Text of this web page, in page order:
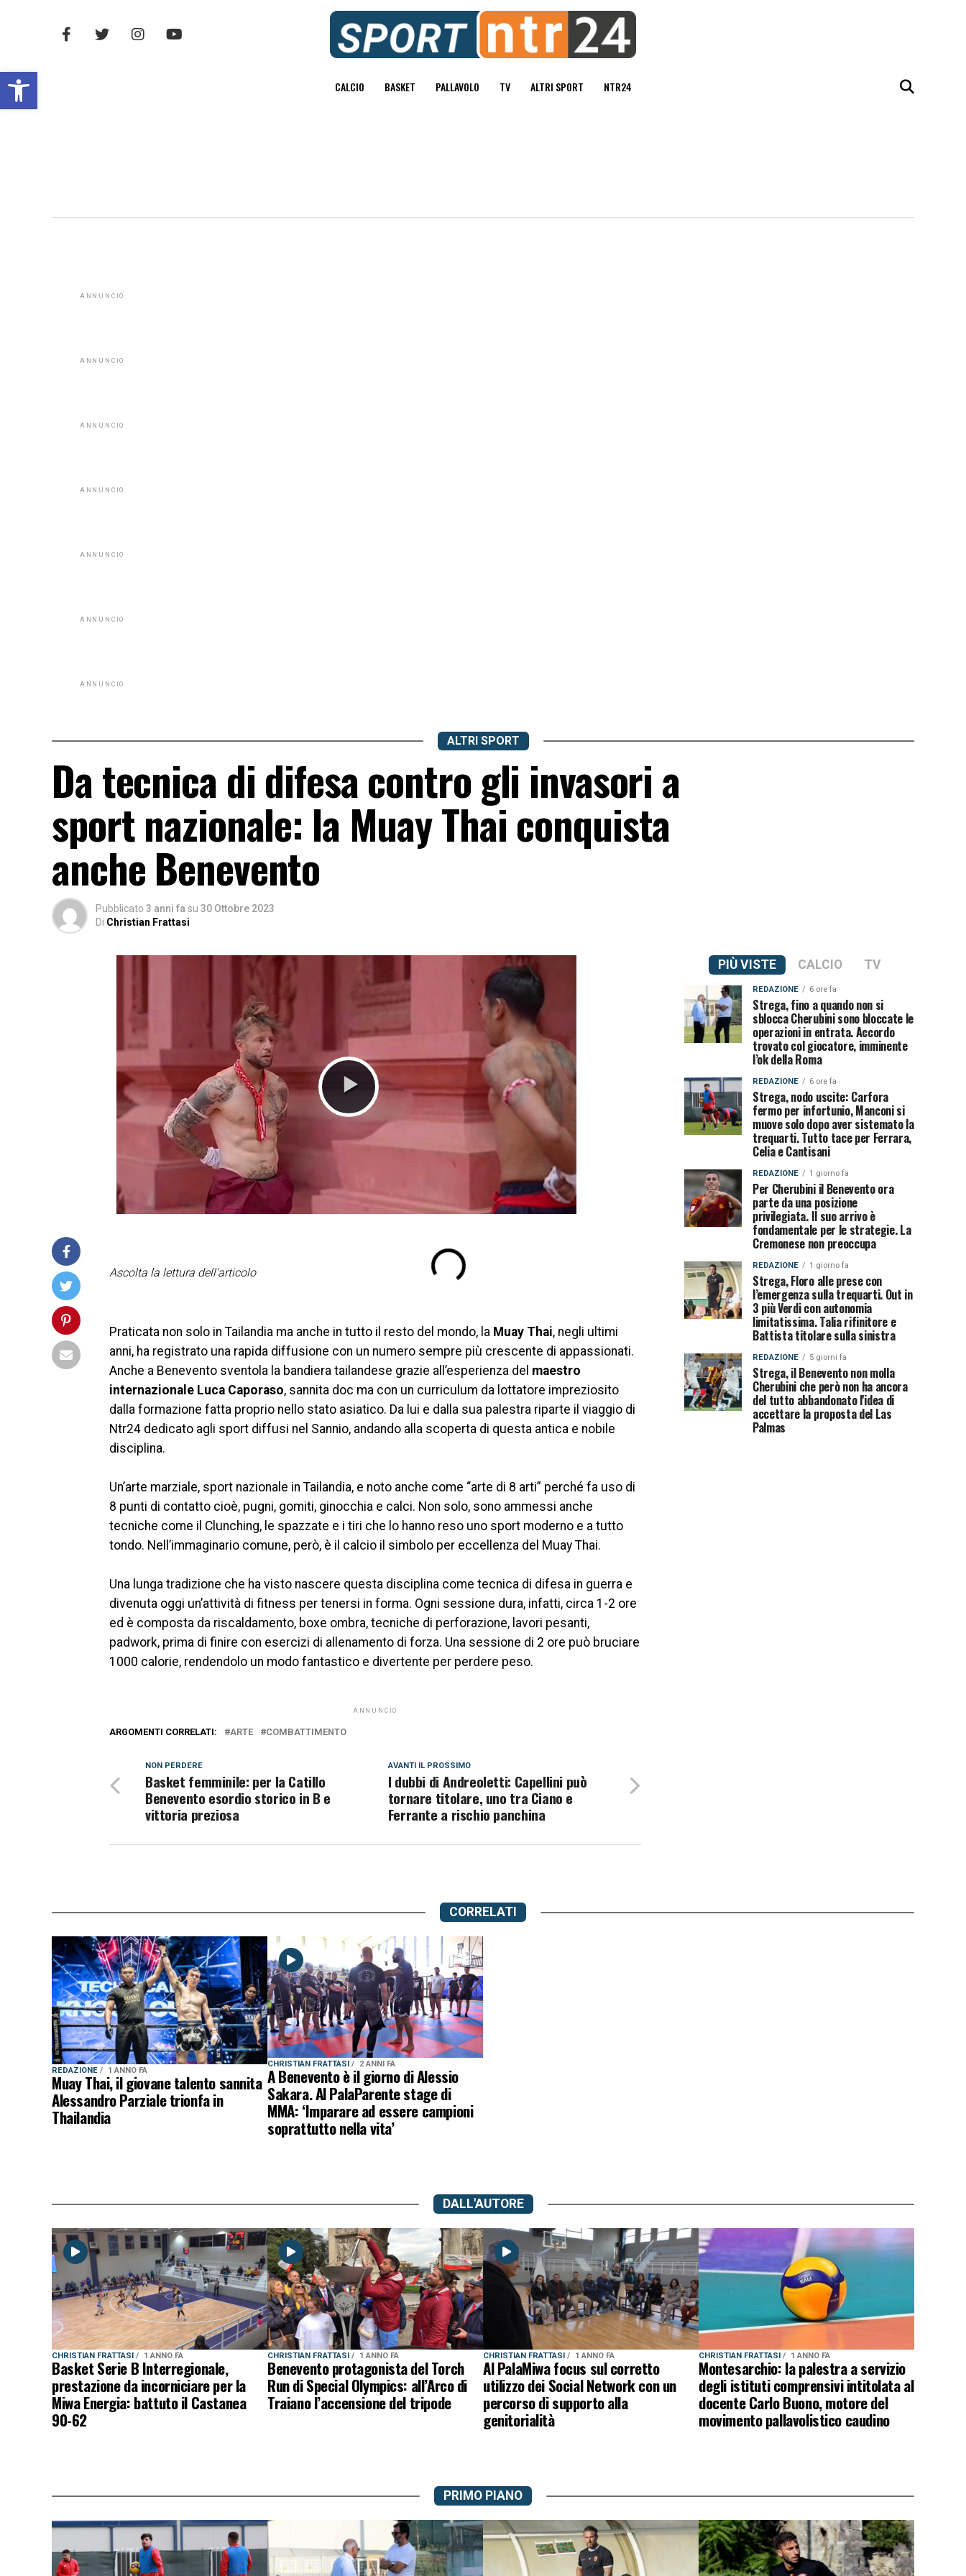
Open toolbar CALCIO BASKET PALLAVOLO TV ALTRI SPORT NTR24
ANNUNCIO
ANNUNCIO
ANNUNCIO
ANNUNCIO
ANNUNCIO
ANNUNCIO
ANNUNCIO
ALTRI SPORT
Da tecnica di difesa contro gli invasori a
sport nazionale: la Muay Thai conquista
anche Benevento
Pubblicato 3 anni fa su 30 Ottobre 2023
Di Christian Frattasi
Ascolta la lettura dell'articolo
Praticata non solo in Tailandia ma anche in tutto il resto del mondo, la Muay Thai, negli ultimi
anni, ha registrato una rapida diffusione con un numero sempre più crescente di appassionati.
Anche a Benevento sventola la bandiera tailandese grazie all’esperienza del maestro
internazionale Luca Caporaso, sannita doc ma con un curriculum da lottatore impreziosito
dalla formazione fatta proprio nello stato asiatico. Da lui e dalla sua palestra riparte il viaggio di
Ntr24 dedicato agli sport diffusi nel Sannio, andando alla scoperta di questa antica e nobile
disciplina.
Un’arte marziale, sport nazionale in Tailandia, e noto anche come “arte di 8 arti” perché fa uso di
8 punti di contatto cioè, pugni, gomiti, ginocchia e calci. Non solo, sono ammessi anche
tecniche come il Clunching, le spazzate e i tiri che lo hanno reso uno sport moderno e a tutto
tondo. Nell’immaginario comune, però, è il calcio il simbolo per eccellenza del Muay Thai.
Una lunga tradizione che ha visto nascere questa disciplina come tecnica di difesa in guerra e
divenuta oggi un’attività di fitness per tenersi in forma. Ogni sessione dura, infatti, circa 1-2 ore
ed è composta da riscaldamento, boxe ombra, tecniche di perforazione, lavori pesanti,
padwork, prima di finire con esercizi di allenamento di forza. Una sessione di 2 ore può bruciare
1000 calorie, rendendolo un modo fantastico e divertente per perdere peso.
ANNUNCIO
ARGOMENTI CORRELATI: ARTE COMBATTIMENTO
AVANTI IL ​​PROSSIMO
I dubbi di Andreoletti: Capellini può
tornare titolare, uno tra Ciano e
Ferrante a rischio panchina
NON PERDERE
Basket femminile: per la Catillo
Benevento esordio storico in B e
vittoria preziosa
PIÙ VISTE CALCIO TV
REDAZIONE 6 ore fa
Strega, fino a quando non si
sblocca Cherubini sono bloccate le
operazioni in entrata. Accordo
trovato col giocatore, imminente
l’ok della Roma
REDAZIONE 6 ore fa
Strega, nodo uscite: Carfora
fermo per infortunio, Manconi si
muove solo dopo aver sistemato la
trequarti. Tutto tace per Ferrara,
Celia e Cantisani
REDAZIONE 1 giorno fa
Per Cherubini il Benevento ora
parte da una posizione
privilegiata. Il suo arrivo è
fondamentale per le strategie. La
Cremonese non preoccupa
REDAZIONE 1 giorno fa
Strega, Floro alle prese con
l’emergenza sulla trequarti. Out in
3 più Verdi con autonomia
limitatissima. Talia rifinitore e
Battista titolare sulla sinistra
REDAZIONE 5 giorni fa
Strega, il Benevento non molla
Cherubini che però non ha ancora
del tutto abbandonato l'idea di
accettare la proposta del Las
Palmas
CORRELATI
REDAZIONE 1 ANNO FA
Muay Thai, il giovane talento sannita
Alessandro Parziale trionfa in
Thailandia
CHRISTIAN FRATTASI 2 ANNI FA
A Benevento è il giorno di Alessio
Sakara. Al PalaParente stage di
MMA: ‘Imparare ad essere campioni
soprattutto nella vita’
DALL'AUTORE
CHRISTIAN FRATTASI 1 ANNO FA
Basket Serie B Interregionale,
prestazione da incorniciare per la
Miwa Energia: battuto il Castanea
90-62
CHRISTIAN FRATTASI 1 ANNO FA
Benevento protagonista del Torch
Run di Special Olympics: all’Arco di
Traiano l’accensione del tripode
CHRISTIAN FRATTASI 1 ANNO FA
Al PalaMiwa focus sul corretto
utilizzo dei Social Network con un
percorso di supporto alla
genitorialità
CHRISTIAN FRATTASI 1 ANNO FA
Montesarchio: la palestra a servizio
degli istituti comprensivi intitolata al
docente Carlo Buono, motore del
movimento pallavolistico caudino
PRIMO PIANO